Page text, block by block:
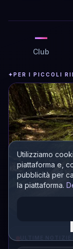
Utilizziamo
piattaforma e,
pubblicità per
la piattaforma.
—
Club
✦PER I PICCOLI